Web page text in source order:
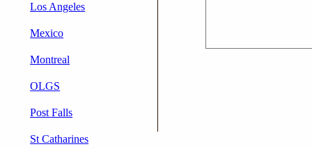
Los Angeles
Mexico
Montreal
OLGS
Post Falls
St Catharines